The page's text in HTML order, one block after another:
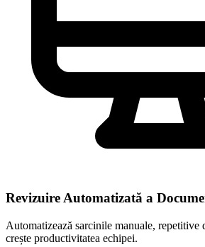
Revizuire Automatizată a
Automatizează sarcinile manuale, repetitive
crește productivitatea echipei.